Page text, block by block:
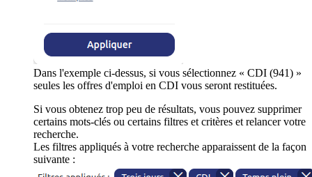
Dans l'exemple ci-dessus, si vous sélectionnez « CDI (941) »
seules les offres d'emploi en CDI vous seront restituées.
Si vous obtenez trop peu de résultats, vous pouvez supprimer
certains mots-clés ou certains filtres et critères et relancer votre
recherche.
Les filtres appliqués à votre recherche apparaissent de la façon
suivante :